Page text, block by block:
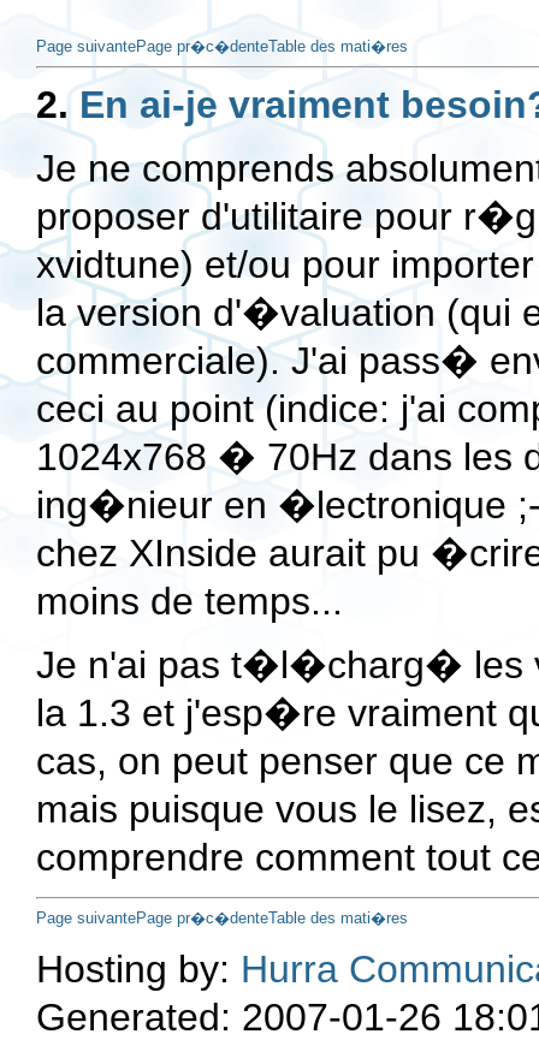
Page suivantePage pr�c�denteTable des mati�res
2. En ai-je vraiment
Je ne comprends
proposer d'utilitaire pour
xvidtune) et/ou pour
la version d'�valuation (qui
commerciale). J'ai pass�
ceci au point (indice: j'ai
1024x768 � 70Hz dans les
ing�nieur en �lectronique
chez XInside aurait pu
moins de temps...
Je n'ai pas t�l�charg� les
la 1.3 et j'esp�re vraiment
cas, on peut penser que ce
mais puisque vous le lisez,
comprendre comment tout
Page suivantePage pr�c�denteTable des mati�res
Hosting by: Hurra
Generated: 2007-01-26